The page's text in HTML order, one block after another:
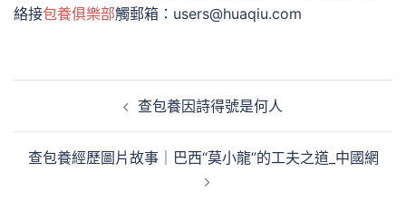
絡接包養俱樂部觸郵箱：users@huaqiu.com
覽
查包養因詩得號是何人
查包養經歷圖片故事｜巴西“莫小龍”的工夫之道_中國網